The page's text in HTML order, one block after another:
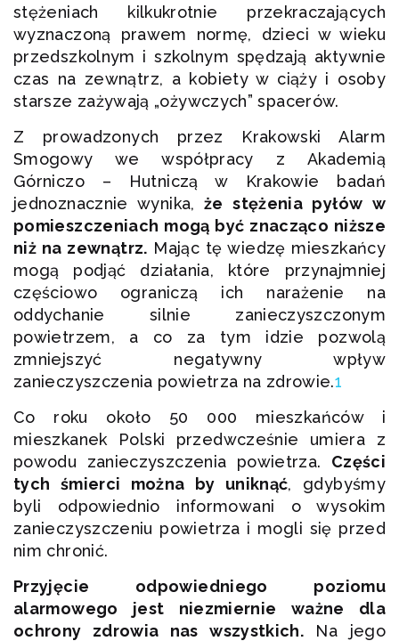
stężeniach kilkukrotnie przekraczających
wyznaczoną prawem normę, dzieci w wieku
przedszkolnym i szkolnym spędzają aktywnie
czas na zewnątrz, a kobiety w ciąży i osoby
starsze zażywają „ożywczych” spacerów.
Z prowadzonych przez Krakowski Alarm
Smogowy we współpracy z Akademią
Górniczo – Hutniczą w Krakowie badań
jednoznacznie wynika, że stężenia pyłów w
pomieszczeniach mogą być znacząco niższe
niż na zewnątrz. Mając tę wiedzę mieszkańcy
mogą podjąć działania, które przynajmniej
częściowo ograniczą ich narażenie na
oddychanie silnie zanieczyszczonym
powietrzem, a co za tym idzie pozwolą
zmniejszyć negatywny wpływ
zanieczyszczenia powietrza na zdrowie.1
Co roku około 50 000 mieszkańców i
mieszkanek Polski przedwcześnie umiera z
powodu zanieczyszczenia powietrza. Części
tych śmierci można by uniknąć, gdybyśmy
byli odpowiednio informowani o wysokim
zanieczyszczeniu powietrza i mogli się przed
nim chronić.
Przyjęcie odpowiedniego poziomu
alarmowego jest niezmiernie ważne dla
ochrony zdrowia nas wszystkich. Na jego